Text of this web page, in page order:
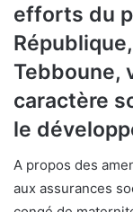
efforts du
Tebboune,
caractère
le
A propos des
aux assurances